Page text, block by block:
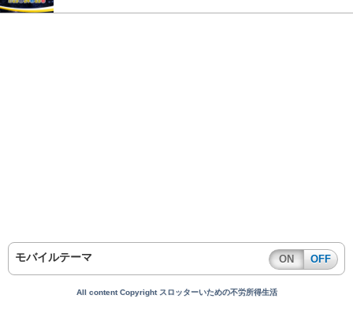
モバイルテーマ ON OFF
All content Copyright スロッターいための不労所得生活